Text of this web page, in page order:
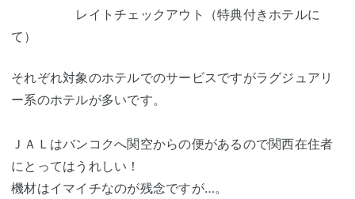
レイトチェックアウト（特典付きホテルに
て）
それぞれ対象のホテルでのサービスですがラグジュアリ
ー系のホテルが多いです。
ＪＡＬはバンコクへ関空からの便があるので関西在住者
にとってはうれしい！
機材はイマイチなのが残念ですが…。